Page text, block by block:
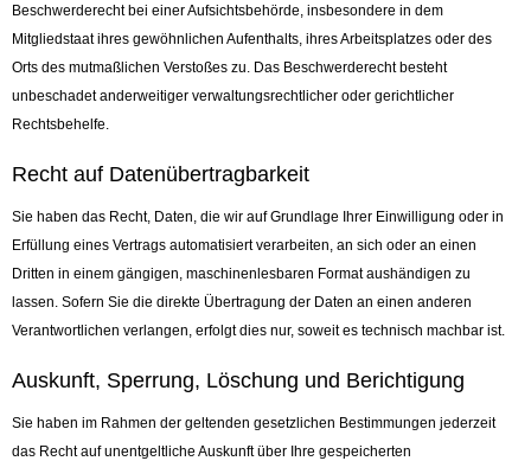
Beschwerderecht bei einer Aufsichtsbehörde, insbesondere in dem
Mitgliedstaat ihres gewöhnlichen Aufenthalts, ihres Arbeitsplatzes oder des
Orts des mutmaßlichen Verstoßes zu. Das Beschwerderecht besteht
unbeschadet anderweitiger verwaltungsrechtlicher oder gerichtlicher
Rechtsbehelfe.
Recht auf Datenübertragbarkeit
Sie haben das Recht, Daten, die wir auf Grundlage Ihrer Einwilligung oder in
Erfüllung eines Vertrags automatisiert verarbeiten, an sich oder an einen
Dritten in einem gängigen, maschinenlesbaren Format aushändigen zu
lassen. Sofern Sie die direkte Übertragung der Daten an einen anderen
Verantwortlichen verlangen, erfolgt dies nur, soweit es technisch machbar ist.
Auskunft, Sperrung, Löschung und Berichtigung
Sie haben im Rahmen der geltenden gesetzlichen Bestimmungen jederzeit
das Recht auf unentgeltliche Auskunft über Ihre gespeicherten